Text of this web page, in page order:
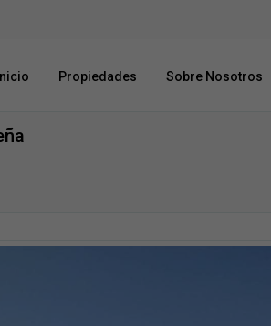
Inicio Propiedades Sobre Nosotros